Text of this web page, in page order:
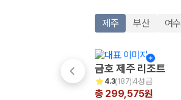
제주렌트카 가격비교 주요 링크
국내 렌트카 가격비교
해외 렌트카 가격비교
카모아 사이트맵
제주 부산 여수
금호 제주 리조트
4.3(187) 4성급
총 299,575원